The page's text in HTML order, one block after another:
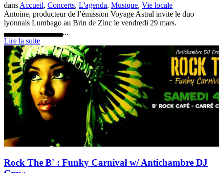
dans Accueil, Concerts, L'agenda, Musique, Vie locale
Antoine, producteur de l’émission Voyage Astral invite le duo
lyonnais Lumbago au Brin de Zinc le vendredi 29 mars.
▃▃▃▃▃▃▃▃▃▃...
Lire la suite
Rock The B' : Funky Carnival w/ Antichambre DJ